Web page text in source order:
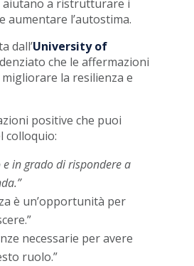
aiutano a ristrutturare i
aumentare l’autostima.
dall’University of
che le affermazioni
la resilienza e
positive che puoi
colloquio:
e in grado di rispondere a
è un’opportunità per
necessarie per avere
ruolo.”